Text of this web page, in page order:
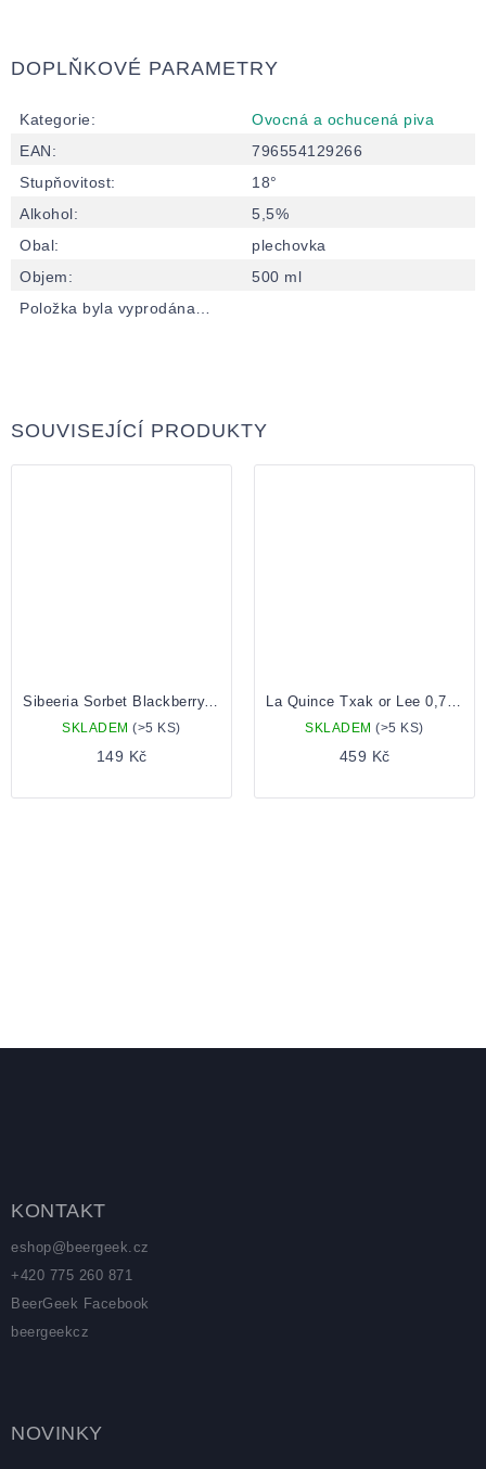
DOPLŇKOVÉ PARAMETRY
Kategorie:
Ovocná a ochucená piva
EAN:
796554129266
Stupňovitost:
18°
Alkohol:
5,5%
Obal:
plechovka
Objem:
500 ml
Položka byla vyprodána…
SOUVISEJÍCÍ PRODUKTY
Sibeeria Sorbet Blackberry, Plum, Raspberry 0,5 Plechovka
SKLADEM(>5 KS)
149 Kč
SKLADEM(>5 KS)
459 Kč
KONTAKT
eshop@beergeek.cz
+420 775 260 871
BeerGeek Facebook
beergeekcz
NOVINKY